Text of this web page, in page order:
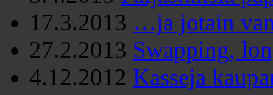
17.3.2013 …ja jotain
27.2.2013 Swapping,
4.12.2012 Kasseja